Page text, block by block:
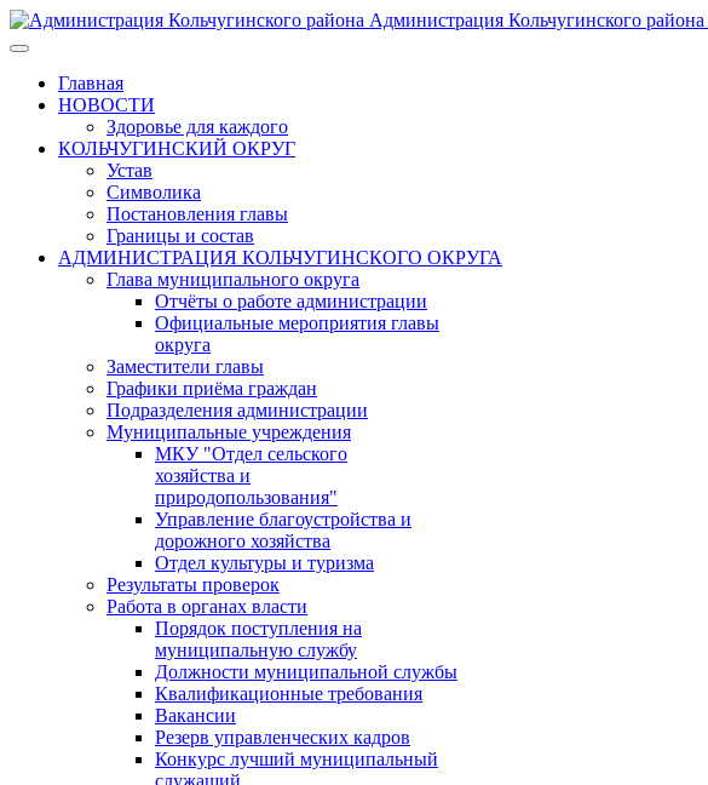
Администрация Кольчугинского района
Главная
НОВОСТИ
Здоровье для каждого
КОЛЬЧУГИНСКИЙ ОКРУГ
Устав
Символика
Постановления главы
Границы и состав
АДМИНИСТРАЦИЯ КОЛЬЧУГИНСКОГО ОКРУГА
Глава муниципального округа
Отчёты о работе администрации
Официальные мероприятия главы
округа
Заместители главы
Графики приёма граждан
Подразделения администрации
Муниципальные учреждения
МКУ "Отдел сельского
хозяйства и
природопользования"
Управление благоустройства и
дорожного хозяйства
Отдел культуры и туризма
Результаты проверок
Работа в органах власти
Порядок поступления на
муниципальную службу
Должности муниципальной службы
Квалификационные требования
Вакансии
Резерв управленческих кадров
Конкурс лучший муниципальный
служащий